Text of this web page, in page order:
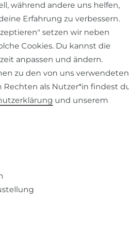
Kontakt
während andere uns helfen,
Erfahrung zu verbessern.
setzen wir neben
Cookies. Du kannst die
anpassen und ändern.
zu den von uns verwendeten
Rechten als Nutzer*in findest
und unserem